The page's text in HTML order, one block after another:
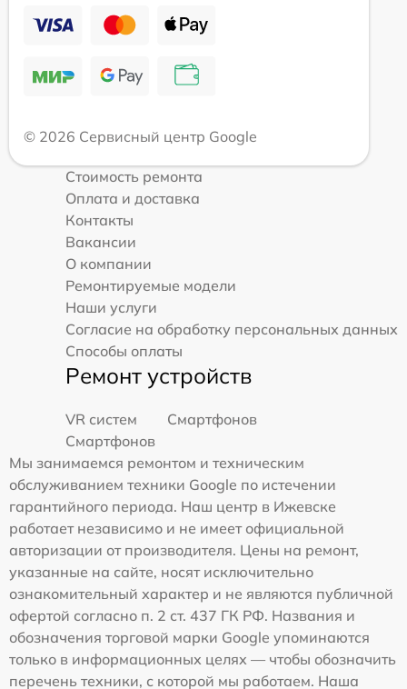
© 2026 Сервисный центр Google
Стоимость ремонта
Оплата и доставка
Контакты
Вакансии
О компании
Ремонтируемые модели
Наши услуги
Согласие на обработку персональных данных
Способы оплаты
Ремонт устройств
VR систем
Смартфонов
Смартфонов
Мы занимаемся ремонтом и техническим
обслуживанием техники Google по истечении
гарантийного периода. Наш центр в Ижевске
работает независимо и не имеет официальной
авторизации от производителя. Цены на ремонт,
указанные на сайте, носят исключительно
ознакомительный характер и не являются публичной
офертой согласно п. 2 ст. 437 ГК РФ. Названия и
обозначения торговой марки Google упоминаются
только в информационных целях — чтобы обозначить
перечень техники, с которой мы работаем. Наша